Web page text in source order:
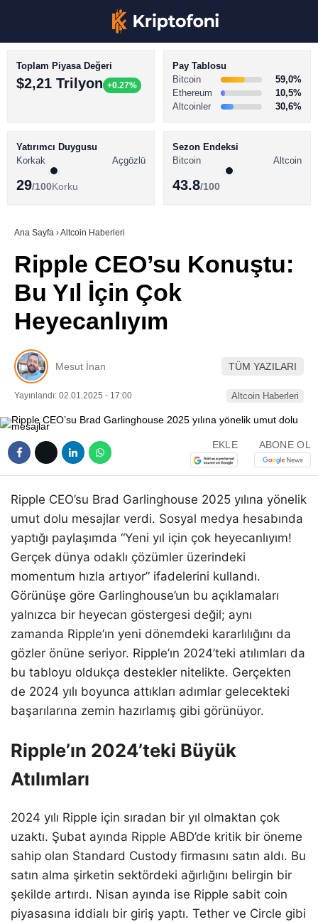
Youtube
Telegram
BİTCOİN HABERLERİ
ALTCOİN HABERLERİ
SÖZLÜK
Toplam Piyasa Değeri
$2,21 Trilyon +0.27%
Pay Tablosu
Bitcoin
59,0%
Ethereum
10,5%
Altcoinler
30,6%
Yatırımcı Duygusu
Korkak
Açgözlü
29/100Korku
Sezon Endeksi
Bitcoin
Altcoin
43.8/100
Ana Sayfa ›Altcoin Haberleri
Ripple CEO’su Konuştu:
Bu Yıl İçin Çok
Heyecanlıyım
Mesut İnan TÜM YAZILARI
Yayınlandı: 02.01.2025 - 17:00 Altcoin Haberleri
EKLE ABONE OL
Ripple CEO’su Brad Garlinghouse 2025 yılına yönelik
umut dolu mesajlar verdi. Sosyal medya hesabında
yaptığı paylaşımda “Yeni yıl için çok heyecanlıyım!
Gerçek dünya odaklı çözümler üzerindeki
momentum hızla artıyor” ifadelerini kullandı.
Görünüşe göre Garlinghouse’un bu açıklamaları
yalnızca bir heyecan göstergesi değil; aynı
zamanda Ripple’ın yeni dönemdeki kararlılığını da
gözler önüne seriyor. Ripple’ın 2024’teki atılımları da
bu tabloyu oldukça destekler nitelikte. Gerçekten
de 2024 yılı boyunca attıkları adımlar gelecekteki
başarılarına zemin hazırlamış gibi görünüyor.
Ripple’ın 2024’teki Büyük
Atılımları
2024 yılı Ripple için sıradan bir yıl olmaktan çok
uzaktı. Şubat ayında Ripple ABD’de kritik bir öneme
sahip olan Standard Custody firmasını satın aldı. Bu
satın alma şirketin sektördeki ağırlığını belirgin bir
şekilde artırdı. Nisan ayında ise Ripple sabit coin
piyasasına iddialı bir giriş yaptı. Tether ve Circle gibi